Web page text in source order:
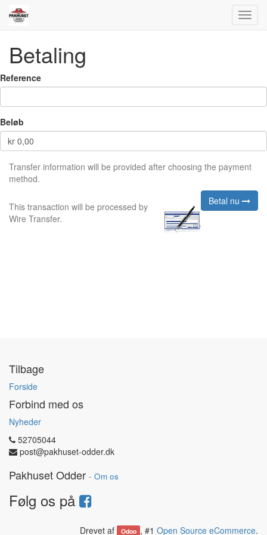
Betaling
Reference
Beløb
kr 0,00
Transfer information will be provided after choosing the payment
method.
Betal nu
This transaction will be processed by
Wire Transfer.
Tilbage
Forside
Forbind med os
Nyheder
52705044
post@pakhuset-odder.dk
Pakhuset Odder - Om os
Følg os på
Drevet af Odoo , #1 Open Source eCommerce.